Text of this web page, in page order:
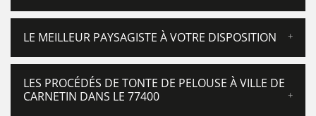
LE MEILLEUR PAYSAGISTE À VOTRE DISPOSITION
LES PROCÉDÉS DE TONTE DE PELOUSE À VILLE DE
CARNETIN DANS LE 77400